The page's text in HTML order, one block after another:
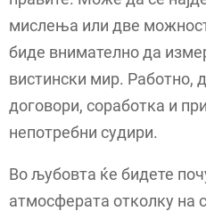
мислења или две
биде внимателно да
вистински мир. Работно,
договори, соработка и
непотребни судири.
Во љубовта ќе бидете
атмосферата отколку на